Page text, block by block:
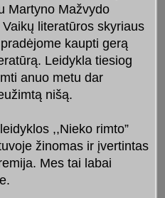
Martyno Mažvydo
literatūros skyriaus
kaupti gerą
Leidykla tiesiog
anuo metu dar
nišą.
,,Nieko rimto”
žinomas ir įvertintas
Mes tai labai